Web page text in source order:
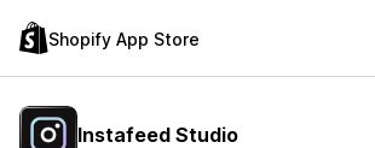
Shopify App Store
Instafeed Studio